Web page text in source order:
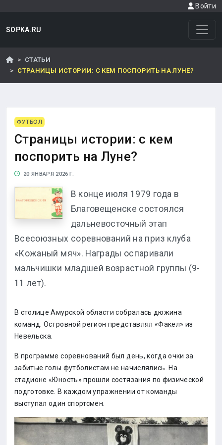
Войти
SOPKA.RU
СТАТЬИ
СТРАНИЦЫ ИСТОРИИ: С КЕМ ПОСПОРИТЬ НА ЛУНЕ?
ФУТБОЛ
Страницы истории: с кем
поспорить на Луне?
20 ЯНВАРЯ 2026 Г.
В конце июля 1979 года в
Благовещенске состоялся
дальневосточный этап
Всесоюзных соревнований на приз клуба
«Кожаный мяч». Награды оспаривали
мальчишки младшей возрастной группы (9-
11 лет).
В столице Амурской области собралась дюжина
команд. Островной регион представлял «Факел» из
Невельска.
В программе соревнований был день, когда очки за
забитые голы футболистам не начислялись. На
стадионе «Юность» прошли состязания по физической
подготовке. В каждом упражнении от команды
выступал один спортсмен.